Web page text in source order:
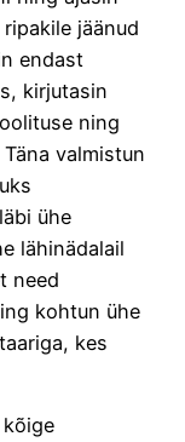
jäänud
endast
kirjutasin
ning
valmistun
ühe
lähinädalail
need
kohtun ühe
kes